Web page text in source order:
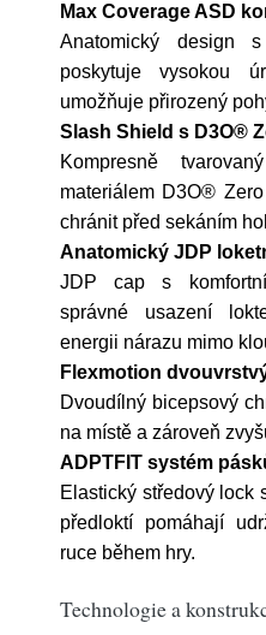
Max Coverage ASD
Anatomický design
poskytuje vysokou
umožňuje přirozený
Slash Shield s D3O®
Kompresně
materiálem D3O®
chránit před sekáním
Anatomický JDP
JDP cap s
správné usazení
energii nárazu mimo
Flexmotion
Dvoudílný bicepsový
na místě a zároveň
ADPTFIT systém
Elastický středový lock
předloktí pomáhají
ruce během hry.
Technologie a